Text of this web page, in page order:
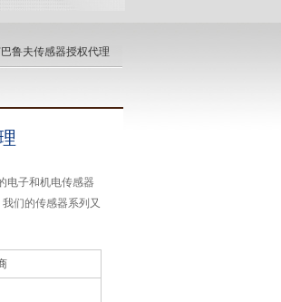
鲁夫传感器授权代理
电子和机电传感器
们的传感器系列又